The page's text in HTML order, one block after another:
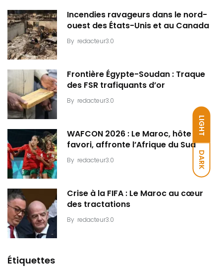
LIGHT
DARK
Incendies ravageurs dans le nord-
ouest des États-Unis et au Canada
By redacteur3.0
Frontière Égypte-Soudan : Traque
des FSR trafiquants d’or
By redacteur3.0
WAFCON 2026 : Le Maroc, hôte et
favori, affronte l’Afrique du Sud
By redacteur3.0
Crise à la FIFA : Le Maroc au cœur
des tractations
By redacteur3.0
Étiquettes